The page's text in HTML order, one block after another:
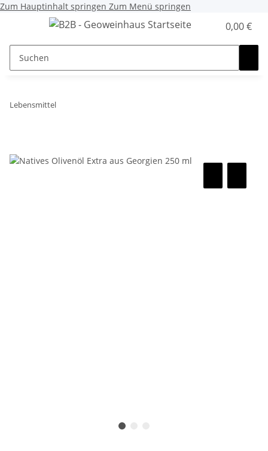
Zum Hauptinhalt springen Zum Menü springen
0,00 €
Lebensmittel